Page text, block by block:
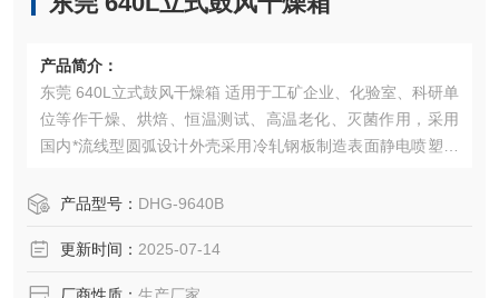
产品简介：
东莞 640L立式鼓风干燥箱 适用于工矿企业、化验室、科研单
位等作干燥、烘焙、恒温测试、高温老化、灭菌作用，采用
国内*流线型圆弧设计外壳采用冷轧钢板制造表面静电喷塑，
便。产品型号： DHG-9640B
更新时间： 2025-07-14